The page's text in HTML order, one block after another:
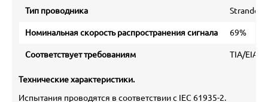
Тип проводника Stranded
Номинальная скорость распространения сигнала 69%
Соответствует требованиям TIA/EIA
Технические характеристики.
Испытания проводятся в соответствии с IEC 61935-2.